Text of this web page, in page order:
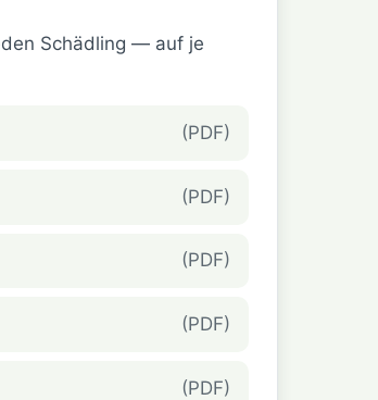
Schädling — auf je
(PDF)
(PDF)
(PDF)
(PDF)
(PDF)